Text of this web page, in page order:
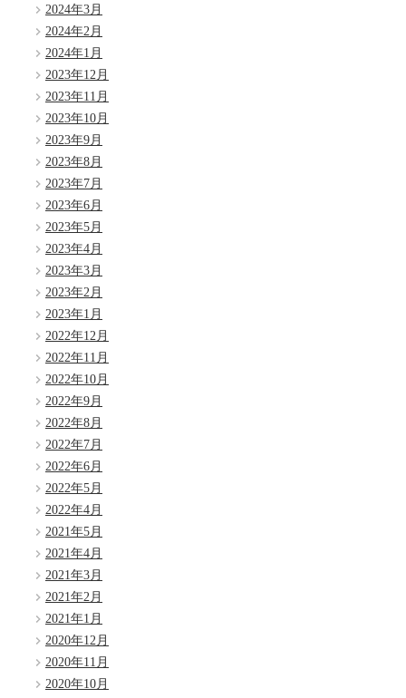
2024年3月
2024年2月
2024年1月
2023年12月
2023年11月
2023年10月
2023年9月
2023年8月
2023年7月
2023年6月
2023年5月
2023年4月
2023年3月
2023年2月
2023年1月
2022年12月
2022年11月
2022年10月
2022年9月
2022年8月
2022年7月
2022年6月
2022年5月
2022年4月
2021年5月
2021年4月
2021年3月
2021年2月
2021年1月
2020年12月
2020年11月
2020年10月